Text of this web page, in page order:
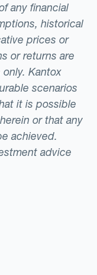
any financial
historical
prices or
or returns are
Kantox
scenarios
it is possible
or that any
achieved.
advice